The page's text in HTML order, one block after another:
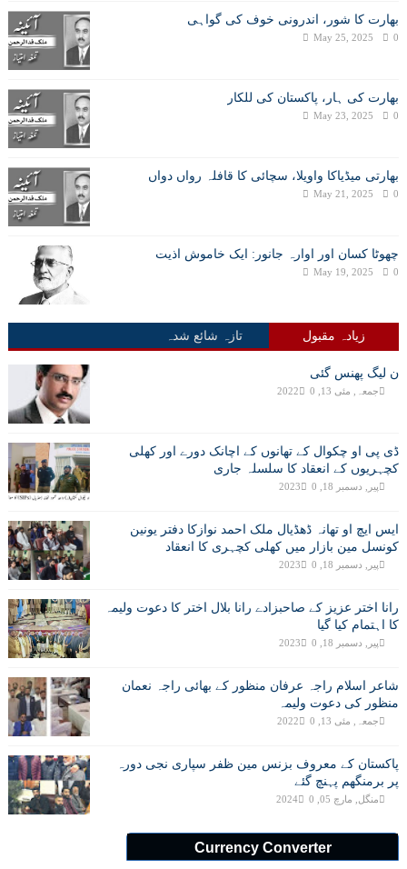
بھارت کا شور، اندرونی خوف کی گواہی
May 25, 2025 0
بھارت کی ہار، پاکستان کی للکار
May 23, 2025 0
بھارتی میڈیاکا واویلا، سچائی کا قافلہ رواں دواں
May 21, 2025 0
چھوٹا کسان اور اوارہ جانور: ایک خاموش اذیت
May 19, 2025 0
زیادہ مقبول تازہ شائع شدہ
ن لیگ پھنس گئی
جمعہ, مئی 13, 2022 0
ڈی پی او چکوال کے تھانوں کے اچانک دورے اور کھلی
کچہریوں کے انعقاد کا سلسلہ جاری
پیر, دسمبر 18, 2023 0
ایس ایچ او تھانہ ڈھڈیال ملک احمد نوازکا دفتر یونین
کونسل مین بازار میں کھلی کچہری کا انعقاد
پیر, دسمبر 18, 2023 0
رانا اختر عزیز کے صاحبزادے رانا بلال اختر کا دعوت ولیمہ
کا اہتمام کیا گیا
پیر, دسمبر 18, 2023 0
شاعر اسلام راجہ عرفان منظور کے بھائی راجہ نعمان
منظور کی دعوت ولیمہ
جمعہ, مئی 13, 2022 0
پاکستان کے معروف بزنس مین ظفر سپاری نجی دورہ
پر برمنگھم پہنچ گئے
منگل, مارچ 05, 2024 0
Currency Converter